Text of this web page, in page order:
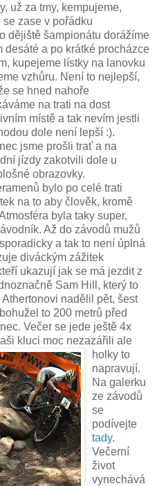
už za tmy, kempujeme,
zase v pořádku
dějiště šampionátu dorážíme
desáté a po krátké procházce
kupejeme lístky na lanovku
vzhůru. Není to nejlepší,
se hned nahoře
na trati na dost
místě a tak nevím jestli
dole není lepší :).
jsme prošli trať a na
jízdy zakotvili dole u
obrazovky.
bylo po celé trati
na to aby člověk, kromě
byla taky super,
Až do závodů mužů
a tak to není úplná
diváckým zážitek
ukazují jak se má jezdit z
Sam Hill, který to
nadělil pět, šest
to 200 metrů před
Večer se jede ještě 4x
aši kluci moc nezazářili ale
holky to
napravují.
Na galerku
ze závodů
se
podívejte
tady.
Večerní
život
vynechává